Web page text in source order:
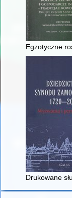
Egzotyczne
Drukowane